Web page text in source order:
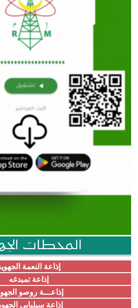
المحطات
إذاعة النعمة
إذاعة تمبدغه
إذاعـــة روصو
إذاعة سيلبابي